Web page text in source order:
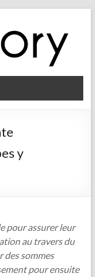
y
pour assurer leur
au travers du
des sommes
pour ensuite